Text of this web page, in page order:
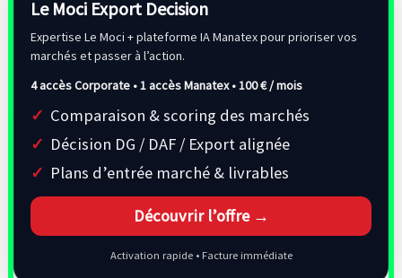
Le Moci Export Decision
Expertise Le Moci + plateforme IA Manatex pour prioriser vos
marchés et passer à l’action.
4 accès Corporate • 1 accès Manatex •100 € / mois
Comparaison & scoring des marchés
Décision DG / DAF / Export alignée
Plans d’entrée marché & livrables
Découvrir l’offre →
Activation rapide • Facture immédiate